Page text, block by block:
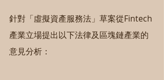
針對「虛擬資產服務法」草案從Fintech
產業立場提出以下法律及區塊鏈產業的
意見分析：